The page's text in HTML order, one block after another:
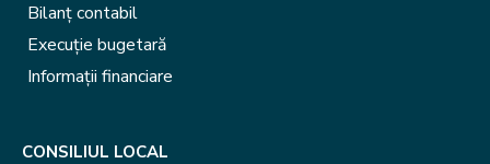
Bilanț contabil
Execuție bugetară
Informații financiare
CONSILIUL LOCAL